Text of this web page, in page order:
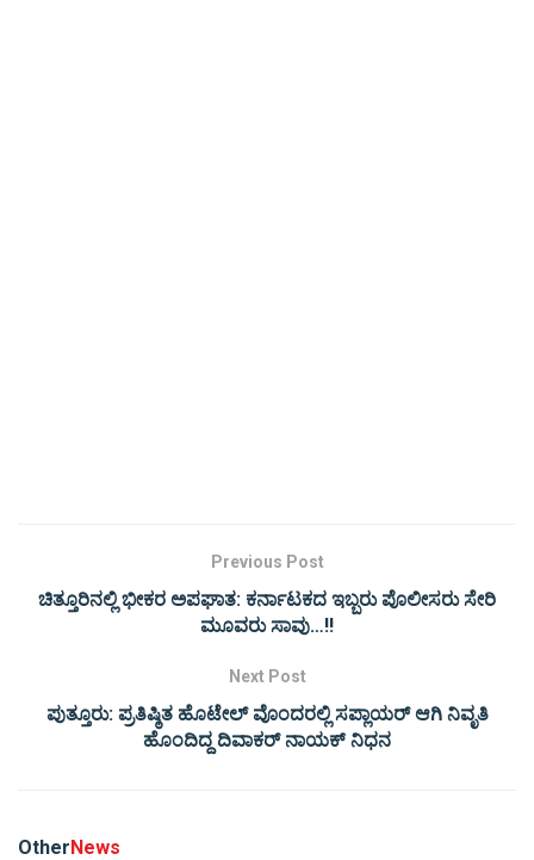
Previous Post
ಚಿತ್ತೂರಿನಲ್ಲಿ ಭೀಕರ ಅಪಘಾತ: ಕರ್ನಾಟಕದ ಇಬ್ಬರು ಪೊಲೀಸರು ಸೇರಿ
ಮೂವರು ಸಾವು…!!
Next Post
ಪುತ್ತೂರು: ಪ್ರತಿಷ್ಠಿತ ಹೊಟೇಲ್ ವೊಂದರಲ್ಲಿ ಸಪ್ಲಾಯರ್ ಆಗಿ ನಿವೃತಿ
ಹೊಂದಿದ್ದ ದಿವಾಕರ್ ನಾಯಕ್ ನಿಧನ
OtherNews